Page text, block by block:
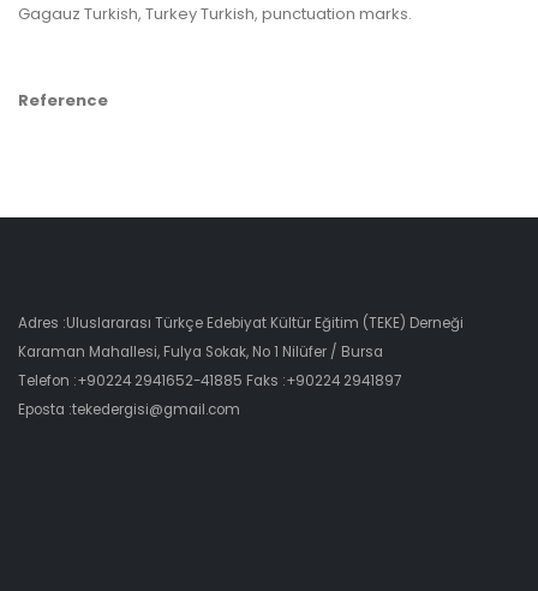
Gagauz Turkish, Turkey Turkish, punctuation marks.
Reference
Adres :Uluslararası Türkçe Edebiyat Kültür Eğitim (TEKE) Derneği
Karaman Mahallesi, Fulya Sokak, No 1 Nilüfer / Bursa
Telefon :+90224 2941652-41885 Faks :+90224 2941897
Eposta :tekedergisi@gmail.com